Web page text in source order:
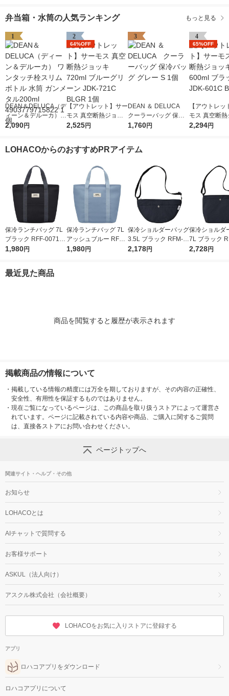
弁当箱・水筒の人気ランキング もっと見る
1
DEAN＆DELUCA（デ
ィーン＆デルーカ）
ワンタッチ栓スリムボ
22 1個
2,090円
2
64%OFF
【アウトレット】サー
モス 真空断熱ジョッ
キ 720ml ブルーグリ
2,525円
3
DEAN ＆ DELUCA
クーラーバッグ 保冷
バッグ グレー S 1個
1,760円
4
65%OFF
【アウトレッ
モス 真空断
キ 600ml ブ
2,294円
LOHACOからのおすすめPRアイテム
保冷ランチバッグ 7L
ブラック RFF-0071 B
K 1個 トートバッグタ
1,980円
保冷ランチバッグ 7L
アッシュブルー RFF-
0071 ASB 1個 トート
1,980円
保冷ショルダーバッグ
3.5L ブラック RFM-0
03 BK 1個 ペットボト
2,178円
保冷ショルダ
7L ブラック
BK 1個 ペッ
2,728円
最近見た商品
商品を閲覧すると履歴が表示されます
掲載商品の情報について
・ 掲載している情報の精度には万全を期しておりますが、その内容の正確性、
安全性、有用性を保証するものではありません。
・ 現在ご覧になっているページは、この商品を取り扱うストアによって運営さ
れています。ページに記載されている内容や商品、ご購入に関するご質問
は、直接各ストアにお問い合わせください。
ページトップへ
関連サイト・ヘルプ・その他
お知らせ
LOHACOとは
AIチャットで質問する
お客様サポート
ASKUL（法人向け）
アスクル株式会社（会社概要）
LOHACOをお気に入りストアに登録する
アプリ
ロハコアプリをダウンロード
ロハコアプリについて